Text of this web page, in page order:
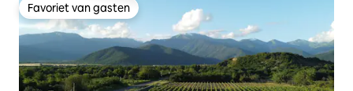
Favoriet van gasten
Favoriet van gasten